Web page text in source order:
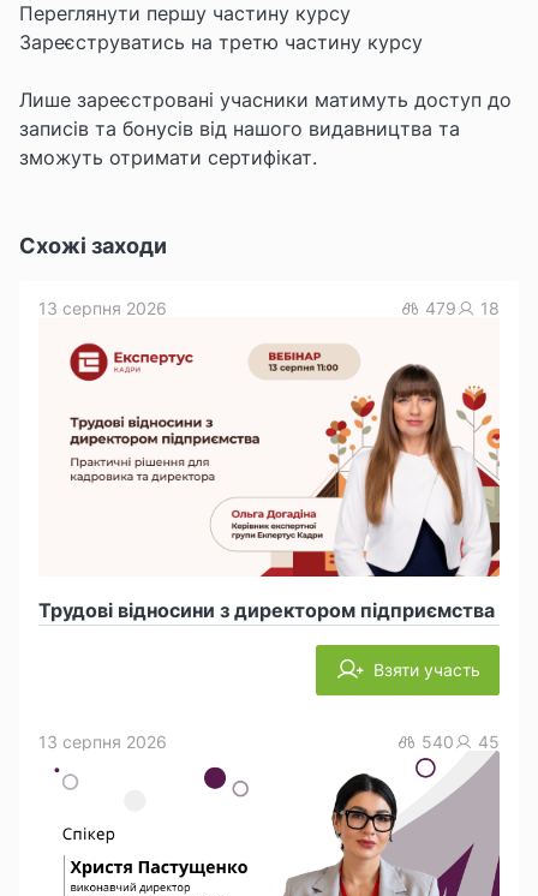
Переглянути першу частину курсу
Зареєструватись на третю частину курсу
Лише зареєстровані учасники матимуть доступ до
записів та бонусів від нашого видавництва та
зможуть отримати сертифікат.
Схожі заходи
Трудові відносини з директором підприємства
13 серпня 2026 479 18
Взяти участь
13 серпня 2026 540 45